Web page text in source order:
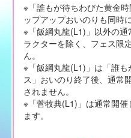
※「誰もが待ちわびた黄金
ップアップおいのりも同時
※「飯綱丸龍(L1)」以外の
ラクターを除く、フェス限
ん。
※「飯綱丸龍(L1)」は「誰
ス」おいのり終了後、通常
されません。
※「菅牧典(L1)」は通常開
ます。